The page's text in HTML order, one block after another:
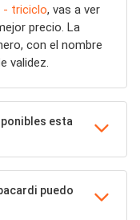
- triciclo, vas a ver
precio. La
con el nombre
validez.
esta
puedo